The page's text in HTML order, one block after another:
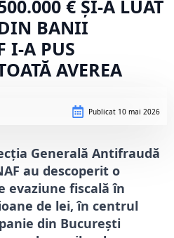
€ ȘI-A LUAT
BANII
I-A PUS
AVEREA
Publicat 10 mai 2026
Generală Antifraudă
au descoperit o
evaziune fiscală în
de lei, în centrul
din București